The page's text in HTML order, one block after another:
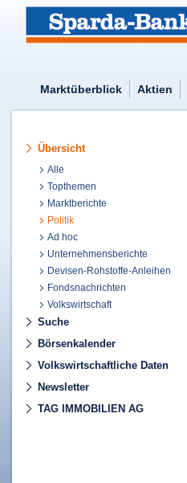
Marktüberblick Aktien
Übersicht
Alle
Topthemen
Marktberichte
Politik
Ad hoc
Unternehmensberichte
Devisen-Rohstoffe-Anleihen
Fondsnachrichten
Volkswirtschaft
Suche
Börsenkalender
Volkswirtschaftliche Daten
Newsletter
TAG IMMOBILIEN AG